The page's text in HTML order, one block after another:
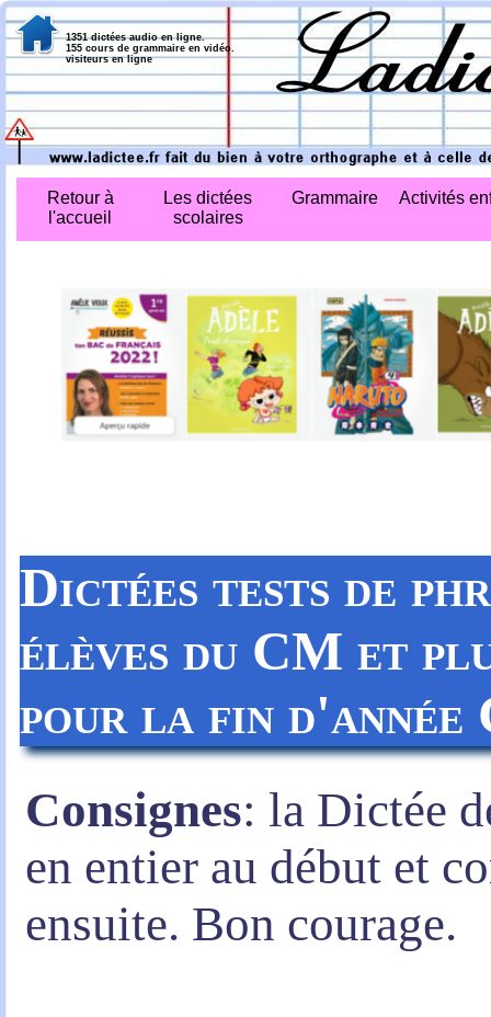
Dictées tests de
élèves du CM et
pour la fin d'année
Consignes: la Dictée
en entier au début et
ensuite. Bon courage.